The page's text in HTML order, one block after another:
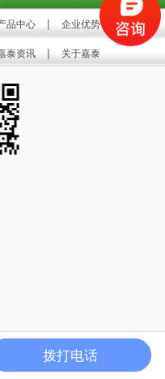
品中心 | 企业优势
泰资讯 | 关于嘉泰
拨打电话